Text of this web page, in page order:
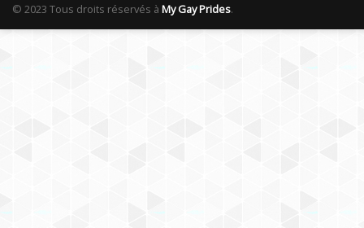
© 2023 Tous droits réservés à My Gay Prides.